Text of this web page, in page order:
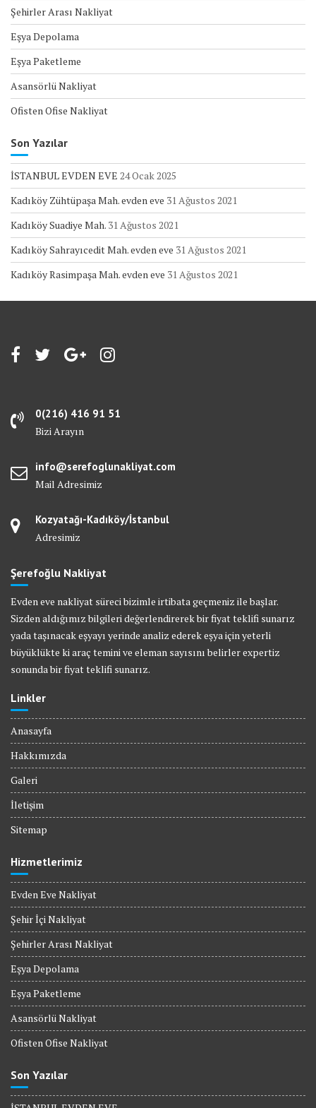
Şehirler Arası Nakliyat
Eşya Depolama
Eşya Paketleme
Asansörlü Nakliyat
Ofisten Ofise Nakliyat
Son Yazılar
İSTANBUL EVDEN EVE 24 Ocak 2025
Kadıköy Zühtüpaşa Mah. evden eve 31 Ağustos 2021
Kadıköy Suadiye Mah. 31 Ağustos 2021
Kadıköy Sahrayıcedit Mah. evden eve 31 Ağustos 2021
Kadıköy Rasimpaşa Mah. evden eve 31 Ağustos 2021
0(216) 416 91 51
Bizi Arayın
info@serefoglunakliyat.com
Mail Adresimiz
Kozyatağı-Kadıköy/İstanbul
Adresimiz
Şerefoğlu Nakliyat
Evden eve nakliyat süreci bizimle irtibata geçmeniz ile başlar.
Sizden aldığımız bilgileri değerlendirerek bir fiyat teklifi sunarız
yada taşınacak eşyayı yerinde analiz ederek eşya için yeterli
büyüklükte ki araç temini ve eleman sayısını belirler expertiz
sonunda bir fiyat teklifi sunarız.
Linkler
Anasayfa
Hakkımızda
Galeri
İletişim
Sitemap
Hizmetlerimiz
Evden Eve Nakliyat
Şehir İçi Nakliyat
Şehirler Arası Nakliyat
Eşya Depolama
Eşya Paketleme
Asansörlü Nakliyat
Ofisten Ofise Nakliyat
Son Yazılar